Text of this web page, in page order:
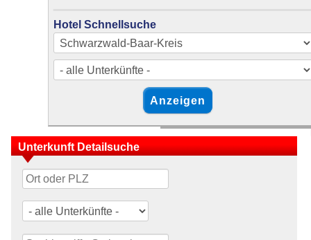
Hotel Schnellsuche
Unterkunft Detailsuche